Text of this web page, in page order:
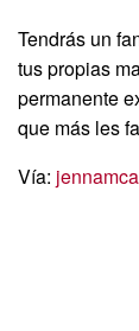
Tendrás un
tus propias
permanente
que más les
Vía: